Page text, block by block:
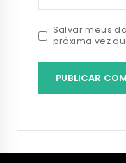
Salvar meus
próxima vez